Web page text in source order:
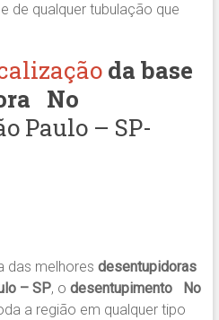
de qualquer tubulação que
da base
No
Paulo – SP-
das melhores desentupidoras
– SP, o desentupimento No
a região em qualquer tipo